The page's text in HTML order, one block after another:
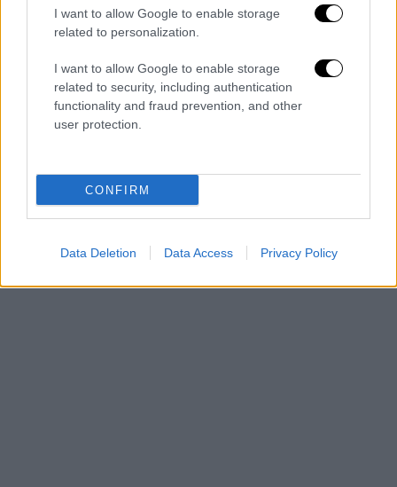
I want to allow Google to enable storage
related to personalization.
I want to allow Google to enable storage
related to security, including authentication
functionality and fraud prevention, and other
user protection.
CONFIRM
Data Deletion Data Access Privacy Policy